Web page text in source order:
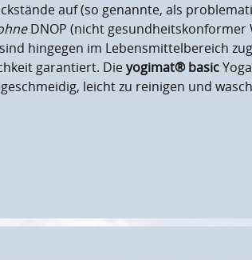
auf (so genannte, als
DNOP (nicht gesundheitskonformer
hingegen im Lebensmittelbereich
garantiert. Dieyogimat® basic
leicht zu reinigen und